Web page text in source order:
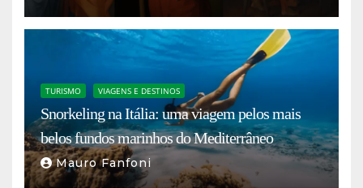
TURISMO VIAGENS E DESTINOS
Snorkeling na Itália: uma viagem pelos mais
belos fundos marinhos do Mediterrâneo
Mauro Fanfoni